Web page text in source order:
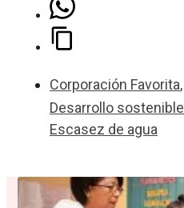
Corporación Favorita,
Desarrollo sostenible
Escasez de agua